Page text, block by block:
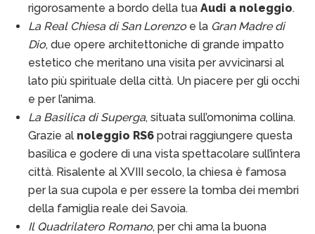
rigorosamente a bordo della tua Audi a noleggio.
La Real Chiesa di San Lorenzo e la Gran Madre di
Dio, due opere architettoniche di grande impatto
estetico che meritano una visita per avvicinarsi al
lato più spirituale della città. Un piacere per gli occhi
e per l’anima.
La Basilica di Superga, situata sull’omonima collina.
Grazie al noleggio RS6 potrai raggiungere questa
basilica e godere di una vista spettacolare sull’intera
città. Risalente al XVIII secolo, la chiesa è famosa
per la sua cupola e per essere la tomba dei membri
della famiglia reale dei Savoia.
Il Quadrilatero Romano, per chi ama la buona